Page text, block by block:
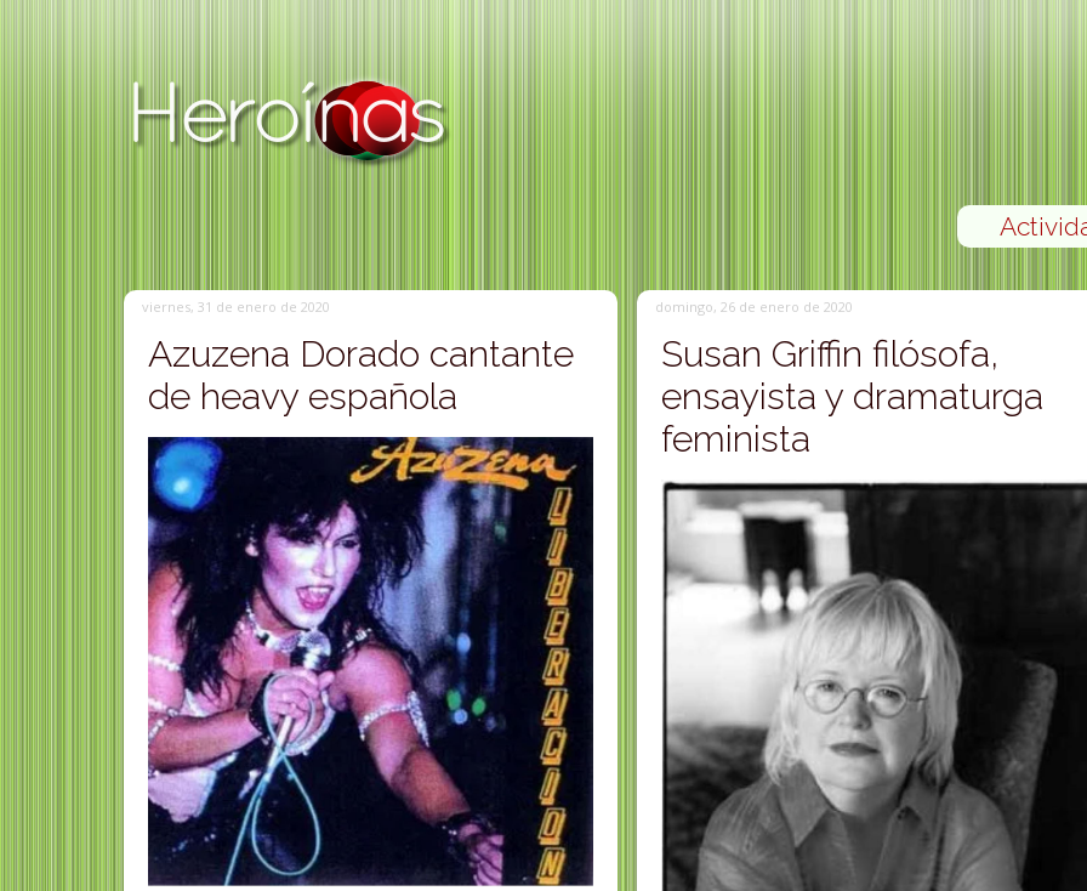
viernes, 31 de enero de 2020
Azuzena Dorado cantante
de heavy española
domingo, 26 de enero de 2020
Susan Griffin filósofa,
ensayista y dramaturga
feminista